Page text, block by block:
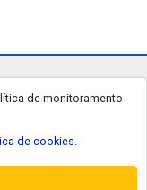
de monitoramento
de cookies.